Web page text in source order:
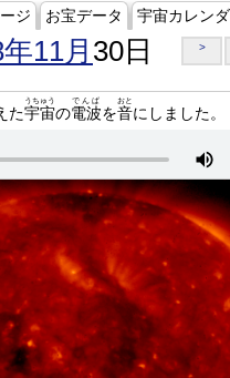
ジ お宝データ 宇宙カレン
11月 30日 >
た宇宙
うちゅう
の電波
でんぱ
を音
おと
にしました。